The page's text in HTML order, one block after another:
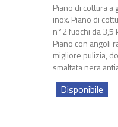
Piano di cottura a
inox. Piano di
n°2 fuochi da 3,5
Piano con angoli
migliore pulizia,
smaltata nera
Disponibile